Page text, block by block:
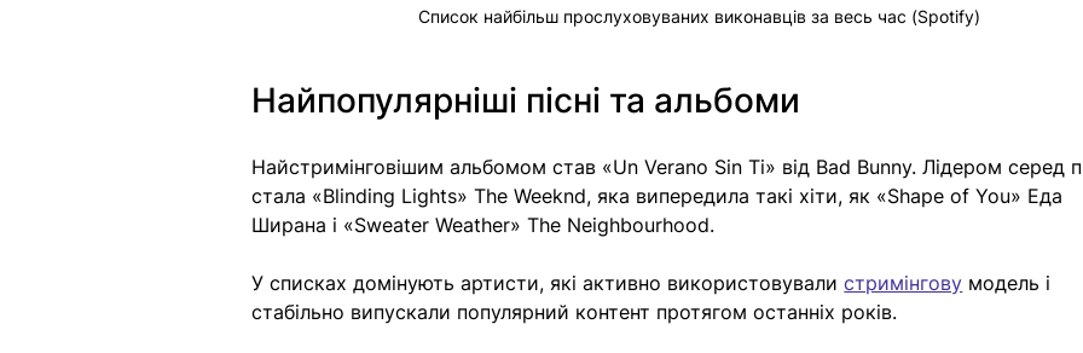
Список найбільш прослуховуваних виконавців за весь час (Spotify)
Найпопулярніші пісні та альбоми
Найстримінговішим альбомом став «Un Verano Sin Ti» від Bad Bunny. Лідером серед
стала «Blinding Lights» The Weeknd, яка випередила такі хіти, як «Shape of You» Еда
Ширана і «Sweater Weather» The Neighbourhood.
У списках домінують артисти, які активно використовували стримінгову модель і
стабільно випускали популярний контент протягом останніх років.